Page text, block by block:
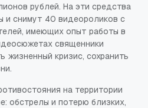
рублей. На эти средства
и снимут 40 видеороликов с
имеющих опыт работы в
священники
жизненный кризис, сохранить
на территории
обстрелы и потерю близких,